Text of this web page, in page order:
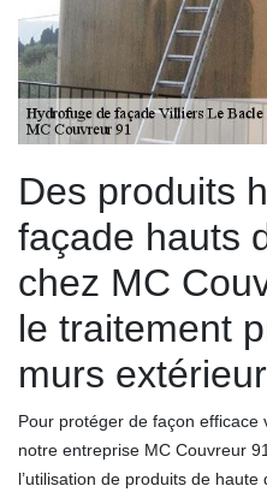
Des produits
façade hauts
chez MC
le traitement
murs
Pour protéger de façon efficace
notre entreprise MC Couvreur
l’utilisation de produits de